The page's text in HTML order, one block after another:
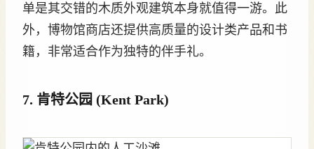
单是其交错的木质外观建筑本身就值得一游。此
外，博物馆商店还提供高质量的设计类产品和书
籍，非常适合作为独特的伴手礼。
7. 肯特公园 (Kent Park)